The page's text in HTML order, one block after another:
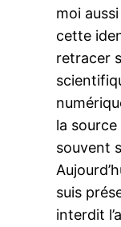
moi
cette
retracer
la
souvent
suis
interdit